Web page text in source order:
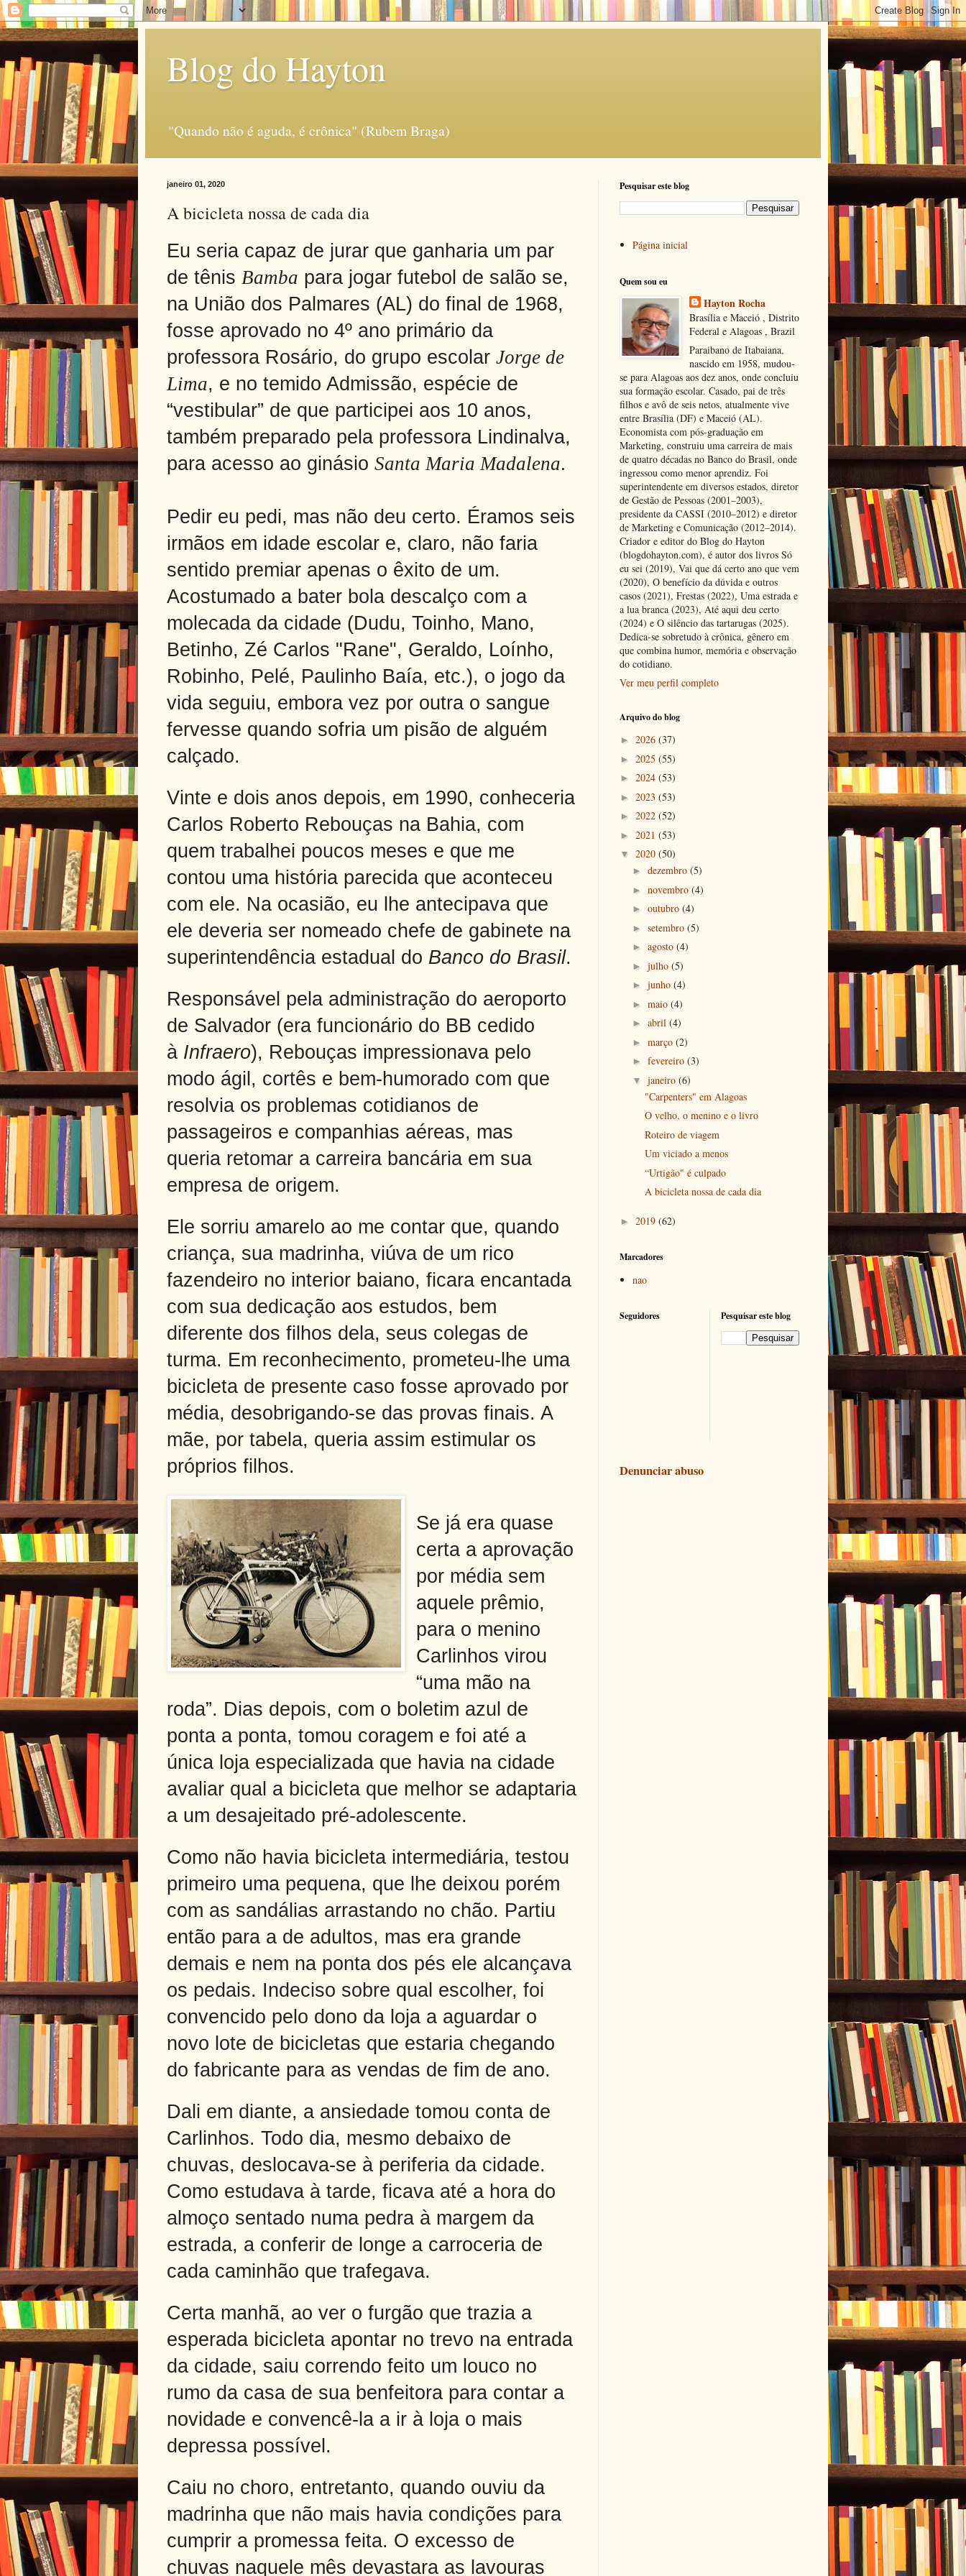
Blog do Hayton
"Quando não é aguda, é crônica" (Rubem Braga)
janeiro 01, 2020
A bicicleta nossa de cada dia
Eu seria capaz de jurar que ganharia um par
de tênis Bamba para jogar futebol de salão se,
na União dos Palmares (AL) do final de 1968,
fosse aprovado no 4º ano primário da
professora Rosário, do grupo escolar Jorge de
Lima, e no temido Admissão, espécie de
“vestibular” de que participei aos 10 anos,
também preparado pela professora Lindinalva,
para acesso ao ginásio Santa Maria Madalena.
Pedir eu pedi, mas não deu certo. Éramos seis
irmãos em idade escolar e, claro, não faria
sentido premiar apenas o êxito de um.
Acostumado a bater bola descalço com a
molecada da cidade (Dudu, Toinho, Mano,
Betinho, Zé Carlos "Rane", Geraldo, Loínho,
Robinho, Pelé, Paulinho Baía, etc.), o jogo da
vida seguiu, embora vez por outra o sangue
fervesse quando sofria um pisão de alguém
calçado.
Vinte e dois anos depois, em 1990, conheceria
Carlos Roberto Rebouças na Bahia, com
quem trabalhei poucos meses e que me
contou uma história parecida que aconteceu
com ele. Na ocasião, eu lhe antecipava que
ele deveria ser nomeado chefe de gabinete na
superintendência estadual do Banco do Brasil.
Responsável pela administração do aeroporto
de Salvador (era funcionário do BB cedido
à Infraero), Rebouças impressionava pelo
modo ágil, cortês e bem-humorado com que
resolvia os problemas cotidianos de
passageiros e companhias aéreas, mas
queria retomar a carreira bancária em sua
empresa de origem.
Ele sorriu amarelo ao me contar que, quando
criança, sua madrinha, viúva de um rico
fazendeiro no interior baiano, ficara encantada
com sua dedicação aos estudos, bem
diferente dos filhos dela, seus colegas de
turma. Em reconhecimento, prometeu-lhe uma
bicicleta de presente caso fosse aprovado por
média, desobrigando-se das provas finais. A
mãe, por tabela, queria assim estimular os
próprios filhos.
Se já era quase
certa a aprovação
por média sem
aquele prêmio,
para o menino
Carlinhos virou
“uma mão na
roda”. Dias depois, com o boletim azul de
ponta a ponta, tomou coragem e foi até a
única loja especializada que havia na cidade
avaliar qual a bicicleta que melhor se adaptaria
a um desajeitado pré-adolescente.
Como não havia bicicleta intermediária, testou
primeiro uma pequena, que lhe deixou porém
com as sandálias arrastando no chão. Partiu
então para a de adultos, mas era grande
demais e nem na ponta dos pés ele alcançava
os pedais. Indeciso sobre qual escolher, foi
convencido pelo dono da loja a aguardar o
novo lote de bicicletas que estaria chegando
do fabricante para as vendas de fim de ano.
Dali em diante, a ansiedade tomou conta de
Carlinhos. Todo dia, mesmo debaixo de
chuvas, deslocava-se à periferia da cidade.
Como estudava à tarde, ficava até a hora do
almoço sentado numa pedra à margem da
estrada, a conferir de longe a carroceria de
cada caminhão que trafegava.
Certa manhã, ao ver o furgão que trazia a
esperada bicicleta apontar no trevo na entrada
da cidade, saiu correndo feito um louco no
rumo da casa de sua benfeitora para contar a
novidade e convencê-la a ir à loja o mais
depressa possível.
Caiu no choro, entretanto, quando ouviu da
madrinha que não mais havia condições para
cumprir a promessa feita. O excesso de
chuvas naquele mês devastara as lavouras
Pesquisar este blog
Página inicial
Quem sou eu
Hayton Rocha
Brasília e Maceió , Distrito
Federal e Alagoas , Brazil
Paraibano de Itabaiana,
nascido em 1958, mudou-
se para Alagoas aos dez anos, onde concluiu
sua formação escolar. Casado, pai de três
filhos e avô de seis netos, atualmente vive
entre Brasília (DF) e Maceió (AL).
Economista com pós-graduação em
Marketing, construiu uma carreira de mais
de quatro décadas no Banco do Brasil, onde
ingressou como menor aprendiz. Foi
superintendente em diversos estados, diretor
de Gestão de Pessoas (2001–2003),
presidente da CASSI (2010–2012) e diretor
de Marketing e Comunicação (2012–2014).
Criador e editor do Blog do Hayton
(blogdohayton.com), é autor dos livros Só
eu sei (2019), Vai que dá certo ano que vem
(2020), O benefício da dúvida e outros
casos (2021), Frestas (2022), Uma estrada e
a lua branca (2023), Até aqui deu certo
(2024) e O silêncio das tartarugas (2025).
Dedica-se sobretudo à crônica, gênero em
que combina humor, memória e observação
do cotidiano.
Ver meu perfil completo
Arquivo do blog
► 2026 (37)
► 2025 (55)
► 2024 (53)
► 2023 (53)
► 2022 (52)
► 2021 (53)
▼ 2020 (50)
► dezembro (5)
► novembro (4)
► outubro (4)
► setembro (5)
► agosto (4)
► julho (5)
► junho (4)
► maio (4)
► abril (4)
► março (2)
► fevereiro (3)
▼ janeiro (6)
"Carpenters" em Alagoas
O velho, o menino e o livro
Roteiro de viagem
Um viciado a menos
“Urtigão" é culpado
A bicicleta nossa de cada dia
► 2019 (62)
Marcadores
nao
Seguidores Pesquisar este blog
Denunciar abuso